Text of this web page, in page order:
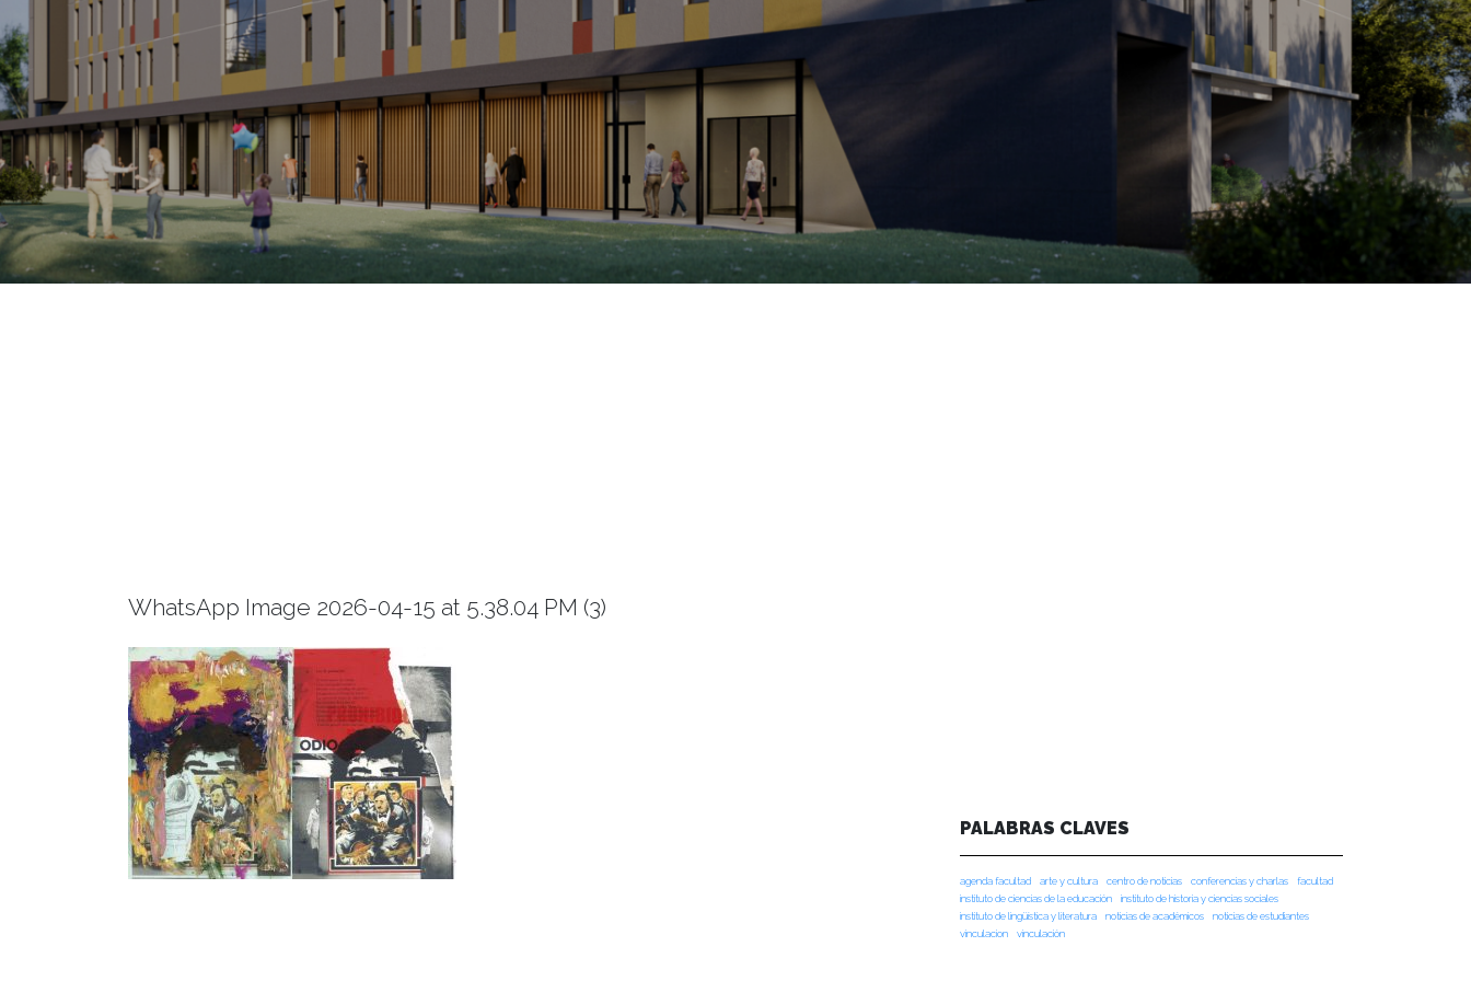
WhatsApp Image 2026-04-15 at 5.38.04 PM (3)
PALABRAS CLAVES
agenda facultad arte y cultura centro de noticias conferencias y charlas
facultad
instituto de ciencias de la educación
instituto de historia y ciencias sociales
instituto de lingüística y literatura
noticias de académicos
noticias de estudiantes
vinculacion
vinculación